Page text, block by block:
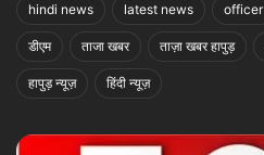
hindi news latest news officer
डीएम ताजा खबर ताज़ा खबर हापुड़
हापुड़ न्यूज़ हिंदी न्यूज़